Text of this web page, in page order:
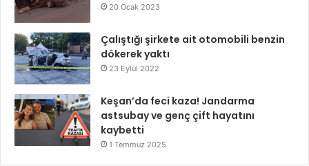
20 Ocak 2023
Çalıştığı şirkete ait otomobili benzin
dökerek yaktı
23 Eylül 2022
Keşan’da feci kaza! Jandarma
astsubay ve genç çift hayatını
kaybetti
1 Temmuz 2025